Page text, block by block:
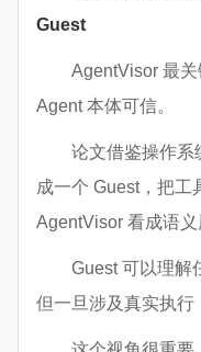
Guest
AgentVisor 最
Agent 本体可信。
论文借鉴操作系
成一个 Guest，把工
AgentVisor 看成语义
Guest 可以理解
但一旦涉及真实执行